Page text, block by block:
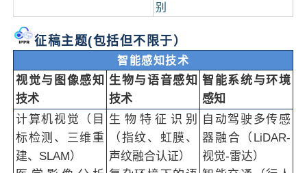
别
征稿主题(包括但不限于）
智能感知技术
视觉与图像感知
技术
生物与语音感知
技术
智能系统与环境
感知
计算机视觉（目
标检测、三维重
建、SLAM）
生物特征识别
（指纹、虹膜、
声纹融合认证）
自动驾驶多传感
器融合（LiDAR-
视觉-雷达）